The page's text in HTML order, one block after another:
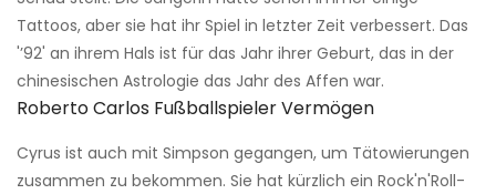
Tattoos, aber sie hat ihr Spiel in letzter Zeit verbessert. Das
'’92' an ihrem Hals ist für das Jahr ihrer Geburt, das in der
chinesischen Astrologie das Jahr des Affen war.
Roberto Carlos Fußballspieler Vermögen
Cyrus ist auch mit Simpson gegangen, um Tätowierungen
zusammen zu bekommen. Sie hat kürzlich ein Rock'n'Roll-